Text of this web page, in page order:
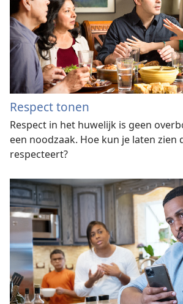
Respect tonen
Respect in het huwelijk is geen
een noodzaak. Hoe kun je laten zien
respecteert?